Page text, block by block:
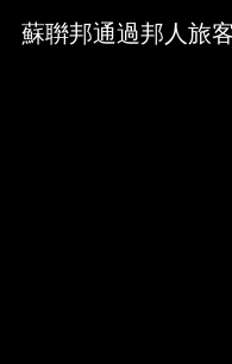
Media Viewer
蘇聨邦通過邦人旅